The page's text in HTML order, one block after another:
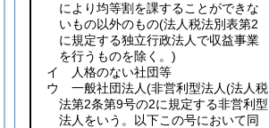
により均等割を課することができな
いもの以外のもの(法人税法別表第2
に規定する独立行政法人で収益事業
を行うものを除く。)
イ 人格のない社団等
ウ 一般社団法人(非営利型法人(法人税
法第2条第9号の2に規定する非営利型
法人をいう。以下この号において同